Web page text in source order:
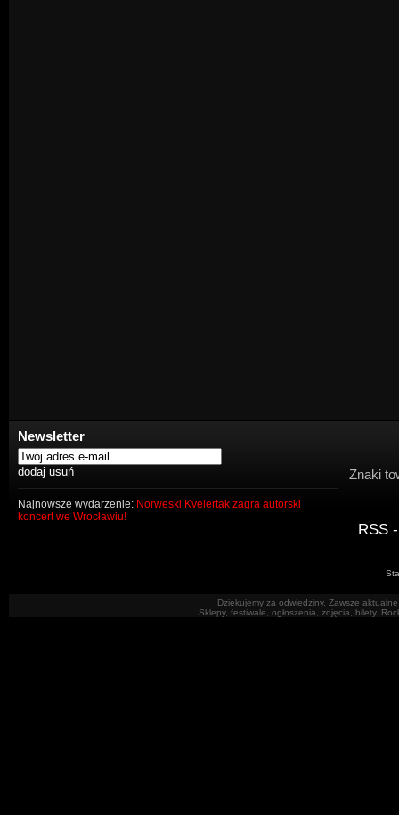
Newsletter
Najnowsze wydarzenie: Norweski Kvelertak zagra autorski
koncert we Wrocławiu!
Znaki
RSS
Dziękujemy za odwiedziny. Zawsze
Sklepy, festiwale, ogłoszenia, zdjęcia, bilety.